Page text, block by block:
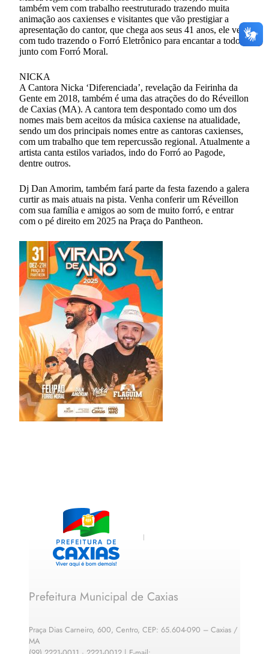
também vem com trabalho reestruturado trazendo muita
animação aos caxienses e visitantes que vão prestigiar a
apresentação do cantor, que chega aos seus 41 anos, ele vem
com tudo trazendo o Forró Eletrônico para encantar a todos
junto com Forró Moral.
NICKA
A Cantora Nicka ‘Diferenciada’, revelação da Feirinha da
Gente em 2018, também é uma das atrações do do Réveillon
de Caxias (MA). A cantora tem despontado como um dos
nomes mais bem aceitos da música caxiense na atualidade,
sendo um dos principais nomes entre as cantoras caxienses,
com um trabalho que tem repercussão regional. Atualmente a
artista canta estilos variados, indo do Forró ao Pagode,
dentre outros.
Dj Dan Amorim, também fará parte da festa fazendo a galera
curtir as mais atuais na pista. Venha conferir um Réveillon
com sua família e amigos ao som de muito forró, e entrar
com o pé direito em 2025 na Praça do Pantheon.
Prefeitura Municipal de Caxias
Praça Dias Carneiro, 600, Centro, CEP: 65.604-090 – Caxias /
MA